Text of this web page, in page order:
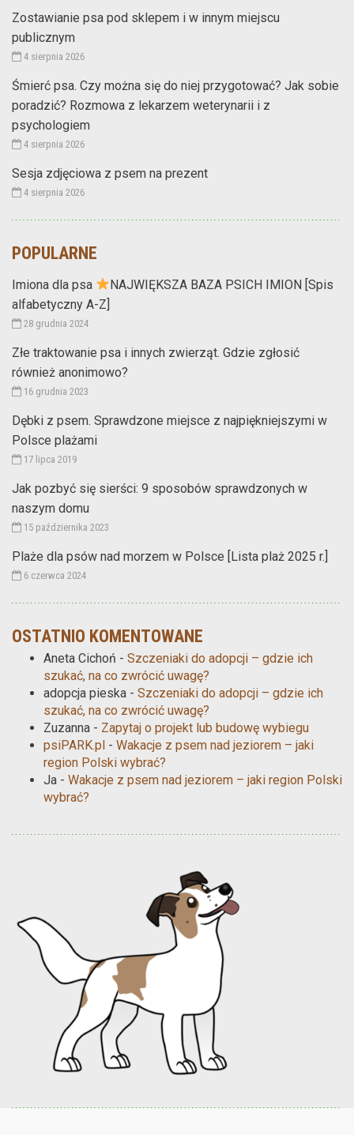
Zostawianie psa pod sklepem i w innym miejscu
publicznym
4 sierpnia 2026
Śmierć psa. Czy można się do niej przygotować? Jak sobie
poradzić? Rozmowa z lekarzem weterynarii i z
psychologiem
4 sierpnia 2026
Sesja zdjęciowa z psem na prezent
4 sierpnia 2026
POPULARNE
Imiona dla psa
NAJWIĘKSZA BAZA PSICH IMION [Spis
alfabetyczny A-Z]
28 grudnia 2024
Złe traktowanie psa i innych zwierząt. Gdzie zgłosić
również anonimowo?
16 grudnia 2023
Dębki z psem. Sprawdzone miejsce z najpiękniejszymi w
Polsce plażami
17 lipca 2019
Jak pozbyć się sierści: 9 sposobów sprawdzonych w
naszym domu
15 października 2023
Plaże dla psów nad morzem w Polsce [Lista plaż 2025 r.]
6 czerwca 2024
OSTATNIO KOMENTOWANE
Aneta Cichoń - Szczeniaki do adopcji – gdzie ich
szukać, na co zwrócić uwagę?
adopcja pieska - Szczeniaki do adopcji – gdzie ich
szukać, na co zwrócić uwagę?
Zuzanna - Zapytaj o projekt lub budowę wybiegu
psiPARK.pl - Wakacje z psem nad jeziorem – jaki
region Polski wybrać?
Ja - Wakacje z psem nad jeziorem – jaki region Polski
wybrać?